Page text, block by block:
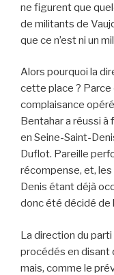
ne figurent que
de militants de
que ce n’est ni un
Alors pourquoi la
cette place ? Parce
complaisance
Bentahar a réussi à
en Seine-Saint-
Duflot. Pareille
récompense, et,
Denis étant déjà
donc été décidé de
La direction du
procédés en disant
mais, comme le